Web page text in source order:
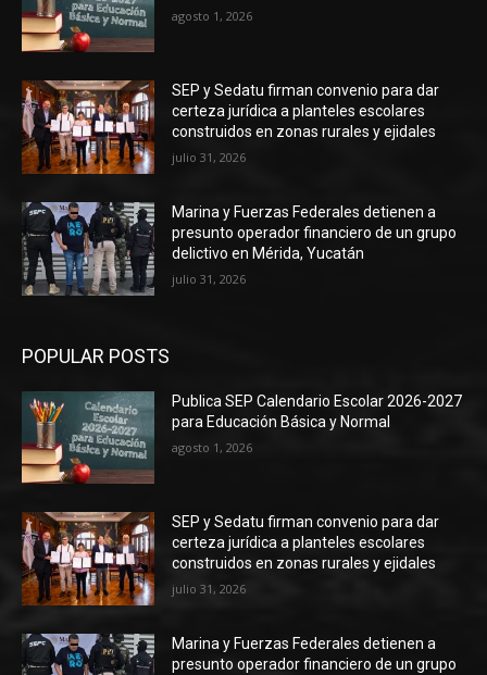
agosto 1, 2026
SEP y Sedatu firman convenio para dar
certeza jurídica a planteles escolares
construidos en zonas rurales y ejidales
julio 31, 2026
Marina y Fuerzas Federales detienen a
presunto operador financiero de un grupo
delictivo en Mérida, Yucatán
julio 31, 2026
POPULAR POSTS
Publica SEP Calendario Escolar 2026-2027
para Educación Básica y Normal
agosto 1, 2026
SEP y Sedatu firman convenio para dar
certeza jurídica a planteles escolares
construidos en zonas rurales y ejidales
julio 31, 2026
Marina y Fuerzas Federales detienen a
presunto operador financiero de un grupo